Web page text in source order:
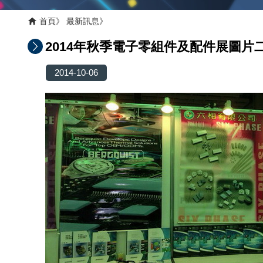
首頁 最新訊息
2014年秋季電子零組件及配件展圖片
2014-10-06